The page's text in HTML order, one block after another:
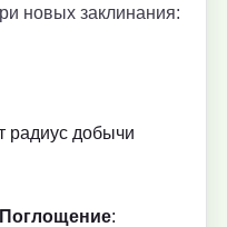
новых заклинания:
радиус добычи
: